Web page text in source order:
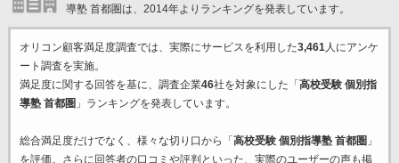
導塾 首都圏は、2014年よりランキングを発表しています。
オリコン顧客満足度調査では、実際にサービスを利用した3,461人にアンケ
ート調査を実施。
満足度に関する回答を基に、調査企業46社を対象にした「 高校受験 個別指
導塾 首都圏 」ランキングを発表しています。
総合満足度だけでなく、様々な切り口から「 高校受験 個別指導塾 首都圏 」
を評価。さらに回答者の口コミや評判といった、実際のユーザーの声も掲